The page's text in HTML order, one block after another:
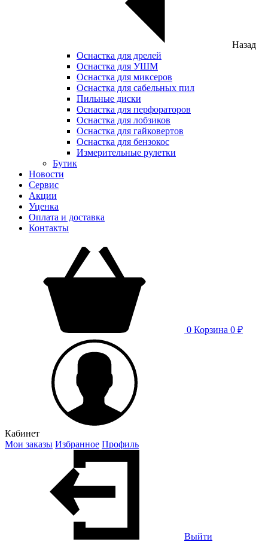
Назад
Оснастка для дрелей
Оснастка для УШМ
Оснастка для миксеров
Оснастка для сабельных пил
Пильные диски
Оснастка для перфораторов
Оснастка для лобзиков
Оснастка для гайковертов
Оснастка для бензокос
Измерительные рулетки
Бутик
Новости
Сервис
Акции
Уценка
Оплата и доставка
Контакты
0 Корзина 0 ₽
Кабинет
Мои заказы Избранное Профиль
Выйти